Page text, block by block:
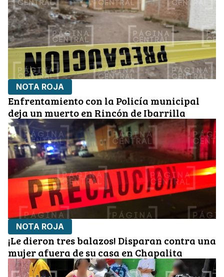
NOTA ROJA
Enfrentamiento con la Policía municipal
deja un muerto en Rincón de Ibarrilla
NOTA ROJA
¡Le dieron tres balazos! Disparan contra una
mujer afuera de su casa en Chapalita